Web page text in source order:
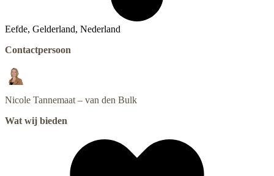
Eefde, Gelderland, Nederland
Contactpersoon
Nicole Tannemaat – van den Bulk
Wat wij bieden